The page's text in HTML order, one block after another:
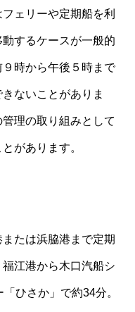
ェリーや定期船を利
するケースが一般的
時から午後５時まで
ないことがありま
理の取り組みとして
があります。
たは浜脇港まで定期
江港から木口汽船シ
ひさか」で約34分。